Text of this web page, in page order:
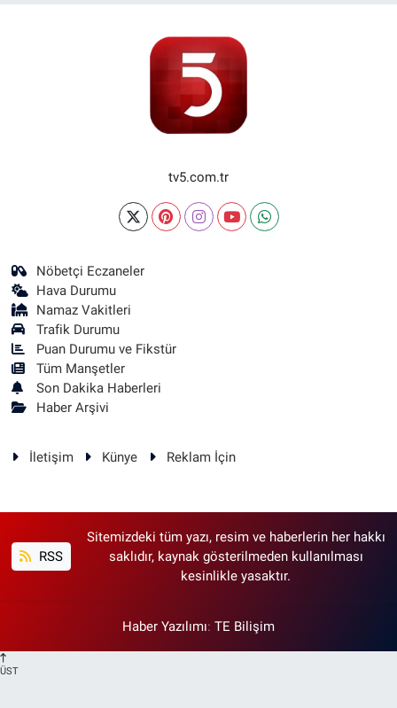
tv5.com.tr
Nöbetçi Eczaneler
Hava Durumu
Namaz Vakitleri
Trafik Durumu
Puan Durumu ve Fikstür
Tüm Manşetler
Son Dakika Haberleri
Haber Arşivi
İletişim Künye Reklam İçin
RSS
Sitemizdeki tüm yazı, resim ve haberlerin her hakkı
saklıdır, kaynak gösterilmeden kullanılması
kesinlikle yasaktır.
Haber Yazılımı: TE Bilişim
ÜST